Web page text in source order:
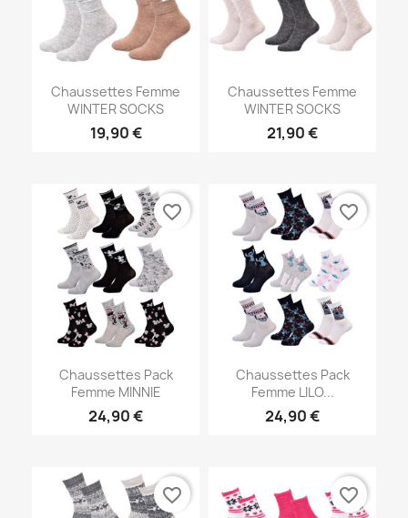
Chaussettes Femme
WINTER SOCKS
19,90 €
Chaussettes Femme
WINTER SOCKS
21,90 €
Chaussettes Pack
Femme MINNIE
24,90 €
favorite_border
Chaussettes Pack
Femme LILO...
24,90 €
favorite_border
favorite_border favorite_border